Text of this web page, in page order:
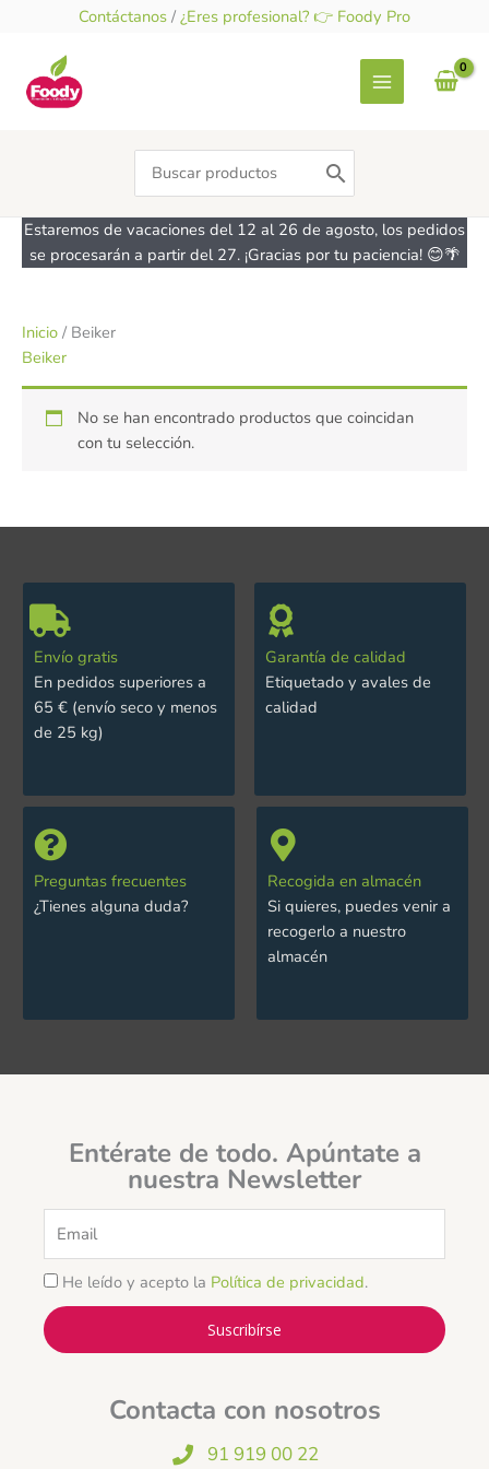
contenido
Contáctanos / ¿Eres profesional? 👉 Foody Pro
Search
for:
Estaremos de vacaciones del 12 al 26 de agosto, los pedidos
se procesarán a partir del 27. ¡Gracias por tu paciencia! 😊🌴
Inicio / Beiker
Beiker
No se han encontrado productos que coincidan
con tu selección.
Envío gratis
En pedidos superiores a
65 € (envío seco y menos
de 25 kg)
Garantía de calidad
Etiquetado y avales de
calidad
Preguntas frecuentes
¿Tienes alguna duda?
Recogida en almacén
Si quieres, puedes venir a
recogerlo a nuestro
almacén
Entérate de todo. Apúntate a
nuestra Newsletter
He leído y acepto la Política de privacidad.
Suscribírse
Contacta con nosotros
91 919 00 22